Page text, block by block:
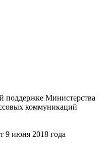
поддержке Министерства
коммуникаций
9 июня 2018 года